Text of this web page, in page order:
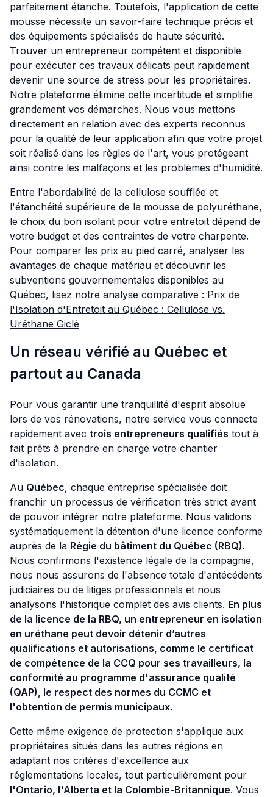
parfaitement étanche. Toutefois, l'application de cette
mousse nécessite un savoir-faire technique précis et
des équipements spécialisés de haute sécurité.
Trouver un entrepreneur compétent et disponible
pour exécuter ces travaux délicats peut rapidement
devenir une source de stress pour les propriétaires.
Notre plateforme élimine cette incertitude et simplifie
grandement vos démarches. Nous vous mettons
directement en relation avec des experts reconnus
pour la qualité de leur application afin que votre projet
soit réalisé dans les règles de l'art, vous protégeant
ainsi contre les malfaçons et les problèmes d'humidité.
Entre l'abordabilité de la cellulose soufflée et
l'étanchéité supérieure de la mousse de polyuréthane,
le choix du bon isolant pour votre entretoit dépend de
votre budget et des contraintes de votre charpente.
Pour comparer les prix au pied carré, analyser les
avantages de chaque matériau et découvrir les
subventions gouvernementales disponibles au
Québec, lisez notre analyse comparative : Prix de
l'Isolation d'Entretoit au Québec : Cellulose vs.
Uréthane Giclé
Un réseau vérifié au Québec et
partout au Canada
Pour vous garantir une tranquillité d'esprit absolue
lors de vos rénovations, notre service vous connecte
rapidement avec trois entrepreneurs qualifiés tout à
fait prêts à prendre en charge votre chantier
d'isolation.
Au Québec, chaque entreprise spécialisée doit
franchir un processus de vérification très strict avant
de pouvoir intégrer notre plateforme. Nous validons
systématiquement la détention d'une licence conforme
auprès de la Régie du bâtiment du Québec (RBQ).
Nous confirmons l'existence légale de la compagnie,
nous nous assurons de l'absence totale d'antécédents
judiciaires ou de litiges professionnels et nous
analysons l'historique complet des avis clients. En plus
de la licence de la RBQ, un entrepreneur en isolation
en uréthane peut devoir détenir d’autres
qualifications et autorisations, comme le certificat
de compétence de la CCQ pour ses travailleurs, la
conformité au programme d'assurance qualité
(QAP), le respect des normes du CCMC et
l'obtention de permis municipaux.
Cette même exigence de protection s'applique aux
propriétaires situés dans les autres régions en
adaptant nos critères d'excellence aux
réglementations locales, tout particulièrement pour
l'Ontario, l'Alberta et la Colombie-Britannique. Vous